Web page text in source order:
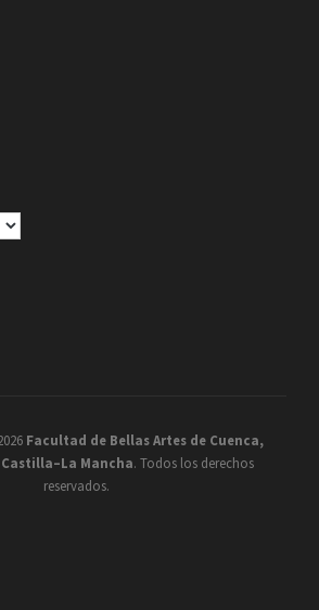
Facultad de Bellas Artes de Cuenca,
Mancha. Todos los derechos
reservados.